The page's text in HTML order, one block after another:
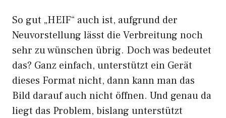
So gut „HEIF“ auch ist, aufgrund der
Neuvorstellung lässt die Verbreitung noch
sehr zu wünschen übrig. Doch was bedeutet
das? Ganz einfach, unterstützt ein Gerät
dieses Format nicht, dann kann man das
Bild darauf auch nicht öffnen. Und genau da
liegt das Problem, bislang unterstützt